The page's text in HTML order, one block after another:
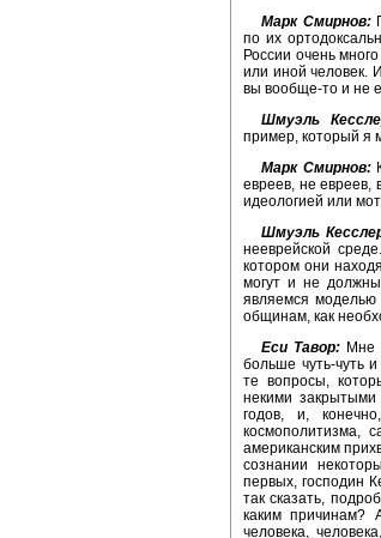
Марк Смирнов:
по их
России очень
или иной человек.
вы вообще-то и не
Шмуэль
пример, который я
Марк Смирнов:
евреев, не евреев,
идеологией или
Шмуэль
нееврейской
котором они
могут и не
являемся моделью
общинам, как
Еси Тавор: Мне
больше чуть-чуть
те вопросы,
некими
годов, и,
космополитизма,
американским
сознании
первых, господин
так сказать,
каким причинам?
человека,